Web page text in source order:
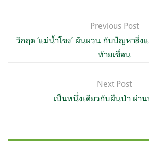
เรื่อง
Previous Post
วิกฤต ‘แม่น้ำโขง’ ผันผวน กับปัญหาสิ่
ท้ายเขื่อน
Next Post
เป็นหนึ่งเดียวกับผืนป่า ผ่า